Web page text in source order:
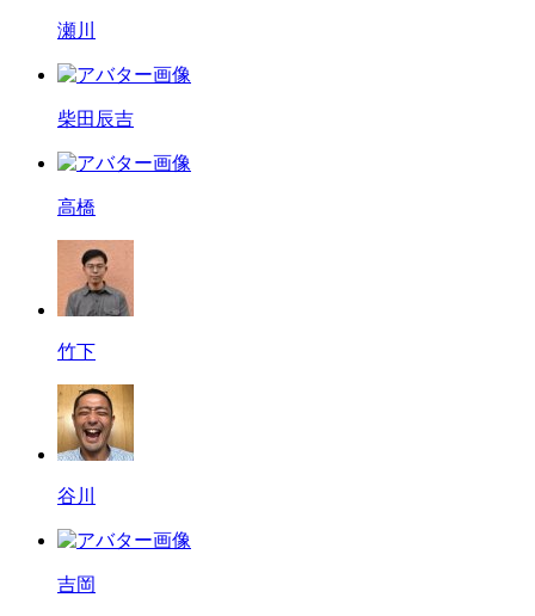
瀬川
柴田辰吉
高橋
竹下
谷川
吉岡